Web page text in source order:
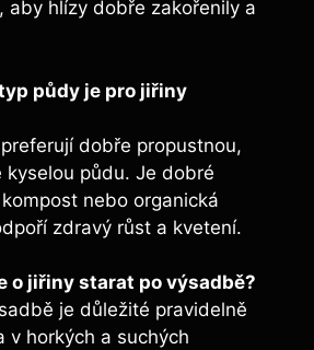
aby hlízy dobře zakořenily a⁤
půdy je pro jiřiny
dobře propustnou,
kyselou půdu. Je dobré⁤
nebo organická
zdravý růst a kvetení.
o jiřiny starat⁤ po výsadbě?
je důležité pravidelně
v horkých a suchých